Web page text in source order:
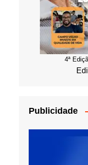
4ª
Publicidade